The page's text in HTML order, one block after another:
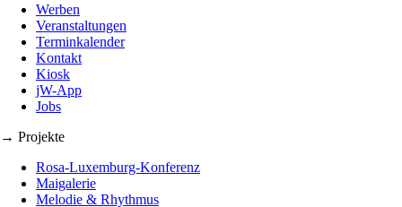
Werben
Veranstaltungen
Terminkalender
Kontakt
Kiosk
jW-App
Jobs
→ Projekte
Rosa-Luxemburg-Konferenz
Maigalerie
Melodie & Rhythmus